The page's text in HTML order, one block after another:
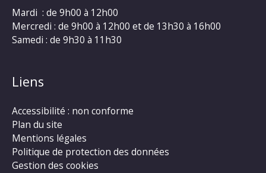
Mardi : de 9h00 à 12h00
Mercredi : de 9h00 à 12h00 et de 13h30 à 16h00
Samedi : de 9h30 à 11h30
Liens
Accessibilité : non conforme
Plan du site
Mentions légales
Politique de protection des données
Gestion des cookies